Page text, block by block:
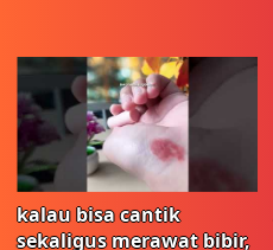
kalau bisa cantik
sekaligus merawat bibir,